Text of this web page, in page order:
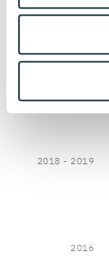
2018 - 2019
2016